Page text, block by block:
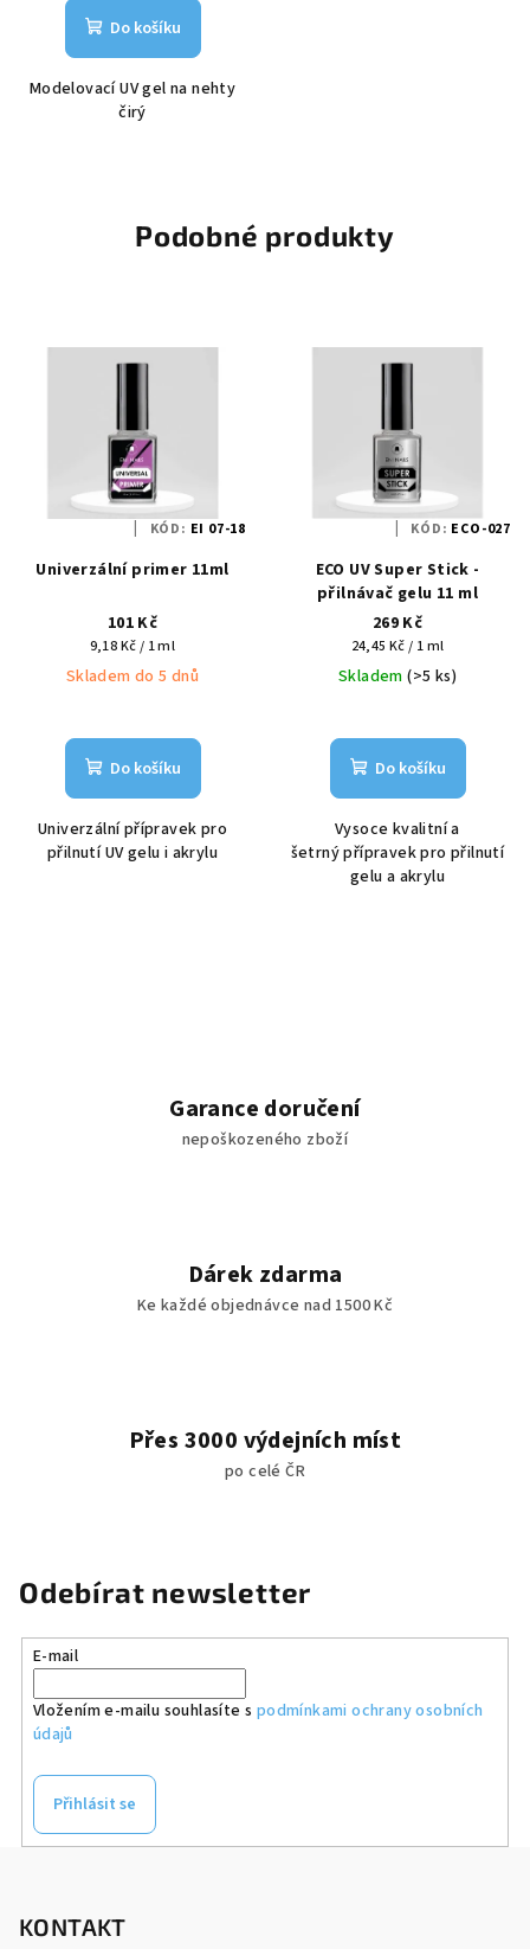
Do košíku
Modelovací UV gel na nehty
čirý
Podobné produkty
Univerzální primer 11ml
101 Kč
Měrná
cena:
9,18 Kč / 1 ml
Skladem do 5 dnů
Do košíku
Univerzální přípravek pro
přilnutí UV gelu i akrylu
KÓD: EI 07-18
ECO UV Super Stick -
přilnávač gelu 11 ml
269 Kč
Měrná
cena:
24,45 Kč / 1 ml
Skladem(>5 ks)
Do košíku
Vysoce kvalitní a
šetrný přípravek pro přilnutí
gelu a akrylu
KÓD: ECO-027
Garance doručení
nepoškozeného zboží
Dárek zdarma
Ke každé objednávce nad 1500 Kč
Přes 3000 výdejních míst
po celé ČR
Odebírat newsletter
E-mail
Vložením e-mailu souhlasíte s podmínkami ochrany osobních
údajů
Přihlásit se
KONTAKT